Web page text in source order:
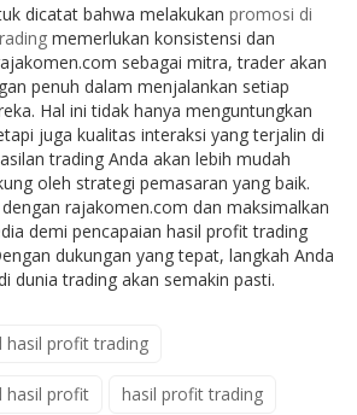
dicatat bahwa melakukan promosi di
memerlukan konsistensi dan
sebagai mitra, trader akan
penuh dalam menjalankan setiap
Hal ini tidak hanya menguntungkan
juga kualitas interaksi yang terjalin di
trading Anda akan lebih mudah
oleh strategi pemasaran yang baik.
rajakomen.com dan maksimalkan
demi pencapaian hasil profit trading
dukungan yang tepat, langkah Anda
dunia trading akan semakin pasti.
profit trading
hasil profit hasil profit trading